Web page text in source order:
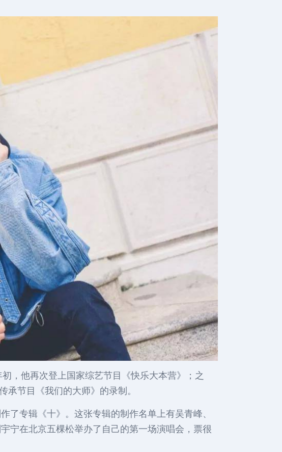
，他再次登上国家综艺节目《快乐大本营》；之
承节目《我们的大师》的录制。
了专辑《十》。这张专辑的制作名单上有吴青峰、
宁在北京五棵松举办了自己的第一场演唱会，票很